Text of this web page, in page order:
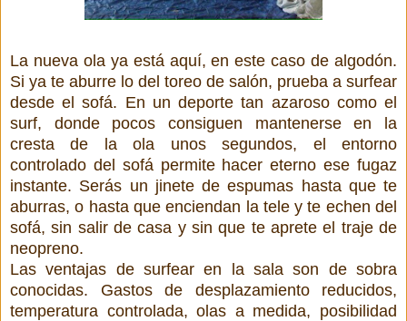
La nueva ola ya está aquí, en este caso de algodón.
Si ya te aburre lo del toreo de salón, prueba a surfear
desde el sofá. En un deporte tan azaroso como el
surf, donde pocos consiguen mantenerse en la
cresta de la ola unos segundos, el entorno
controlado del sofá permite hacer eterno ese fugaz
instante. Serás un jinete de espumas hasta que te
aburras, o hasta que enciendan la tele y te echen del
sofá, sin salir de casa y sin que te aprete el traje de
neopreno.
Las ventajas de surfear en la sala son de sobra
conocidas. Gastos de desplazamiento reducidos,
temperatura controlada, olas a medida, posibilidad